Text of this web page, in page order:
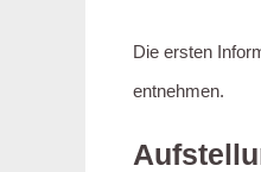
Die ersten
entnehmen.